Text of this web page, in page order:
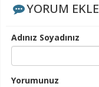
YORUM EKLE
Adınız Soyadınız
Yorumunuz